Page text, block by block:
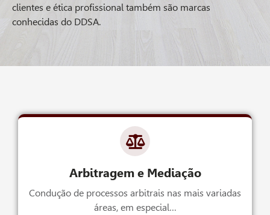
clientes e ética profissional também são marcas
conhecidas do DDSA.
Arbitragem e Mediação
Condução de processos arbitrais nas mais variadas
áreas, em especial…